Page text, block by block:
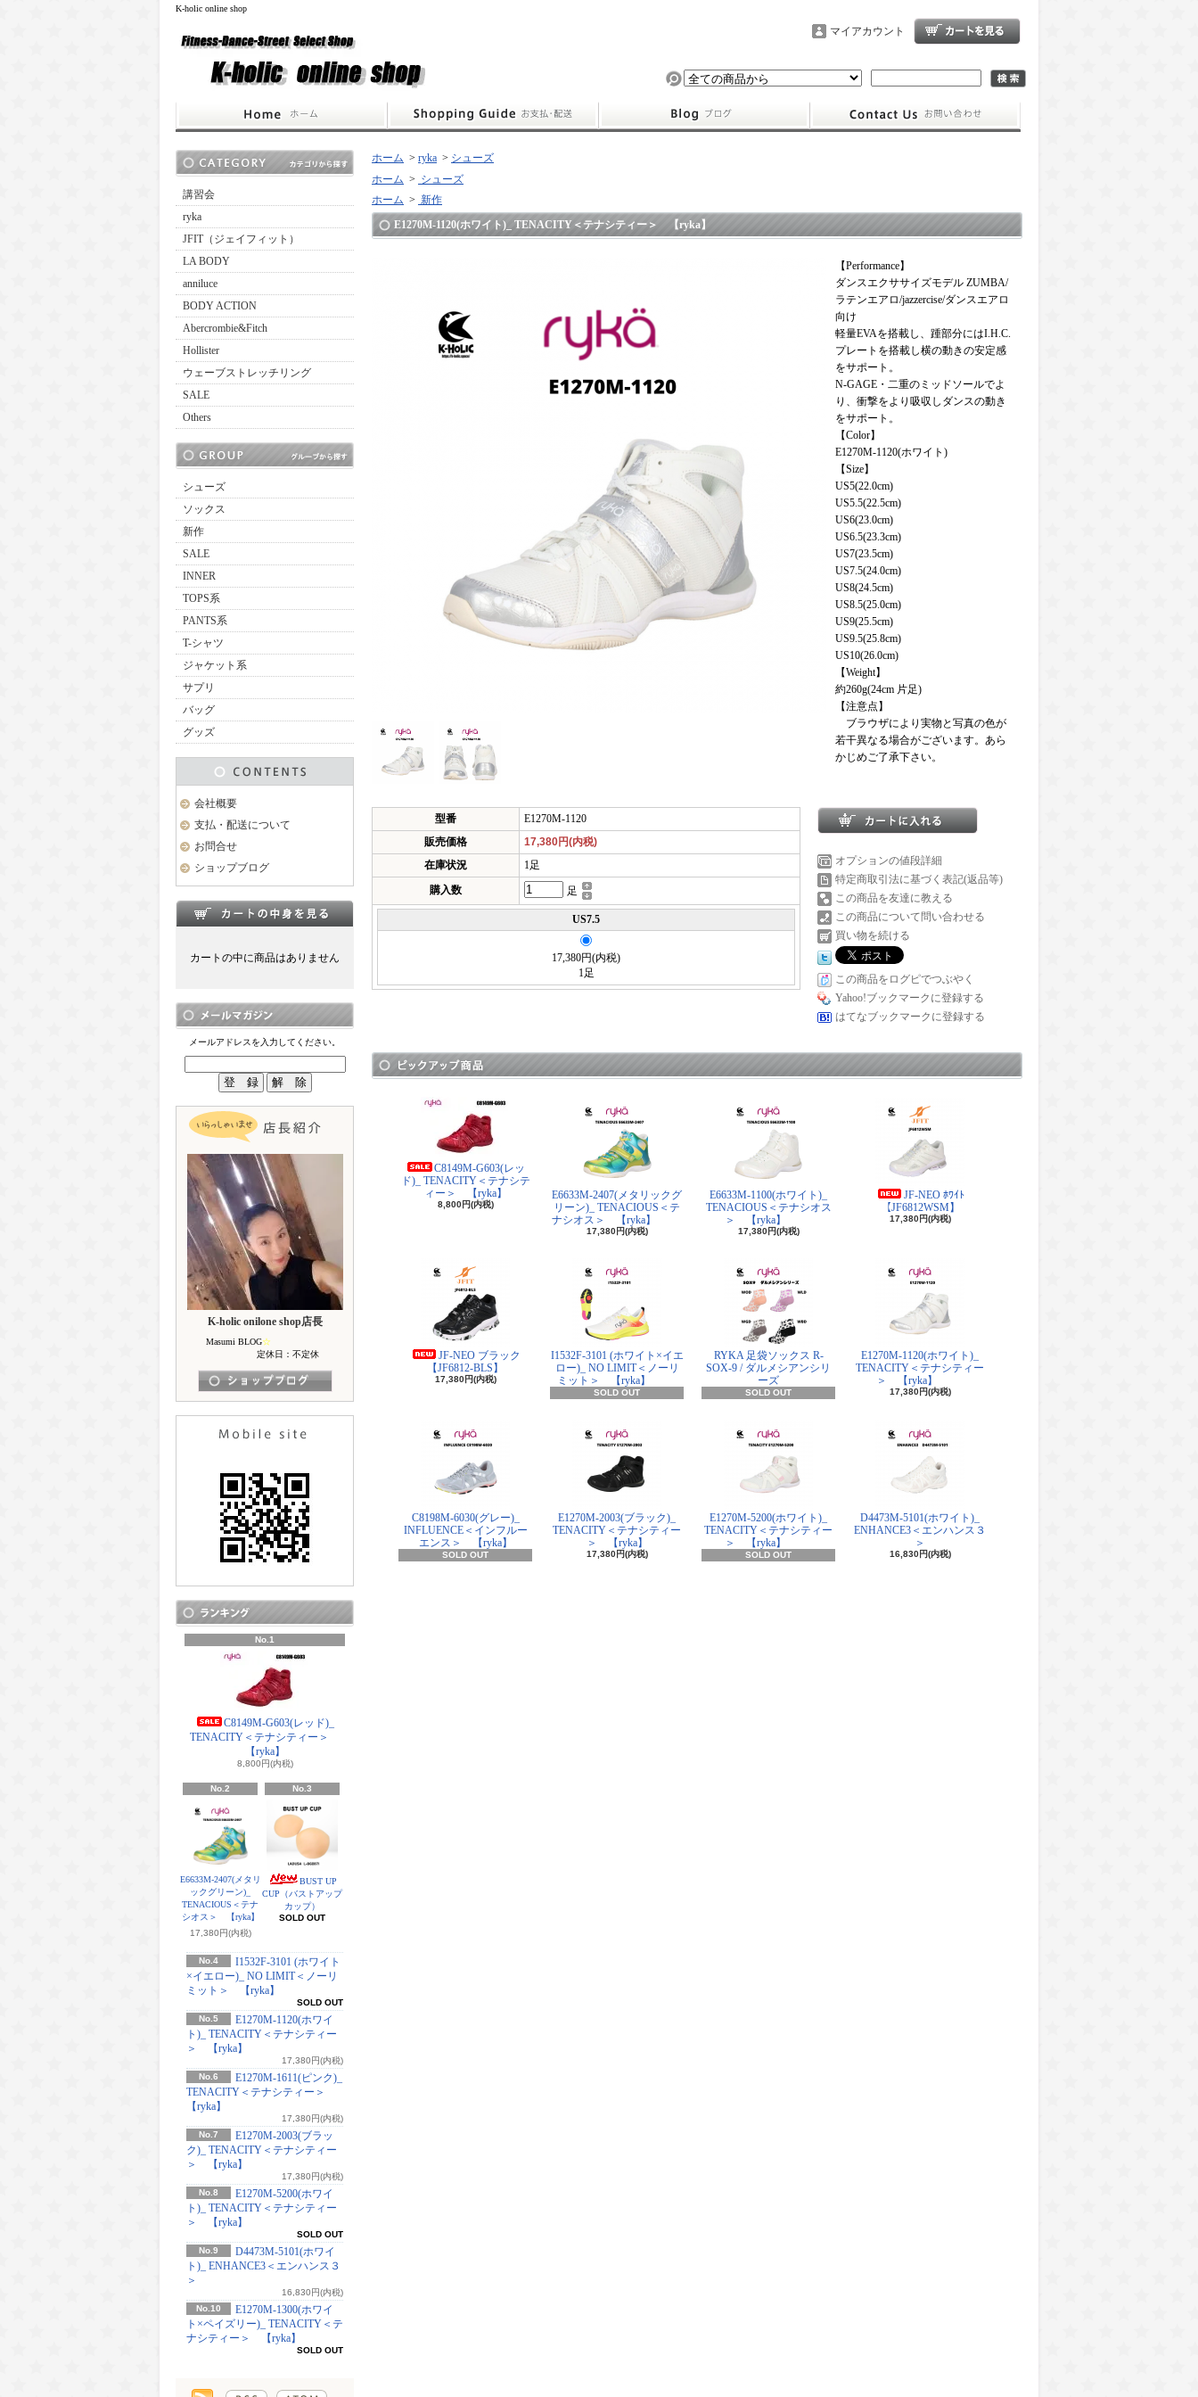
K-holic online shop
マイアカウント
講習会
ryka
JFIT（ジェイフィット）
LA BODY
anniluce
BODY ACTION
Abercrombie&Fitch
Hollister
ウェーブストレッチリング
SALE
Others
シューズ
ソックス
新作
SALE
INNER
TOPS系
PANTS系
T-シャツ
ジャケット系
サプリ
バッグ
グッズ
会社概要
支払・配送について
お問合せ
ショップブログ
カートの中に商品はありません
メールアドレスを入力してください。
K-holic onilone shop店長
Masumi BLOG☆
定休日：不定休
No.1
C8149M-G603(レッド)_
TENACITY＜テナシティー＞
【ryka】
8,800円(内税)
No.2
E6633M-2407(メタリ
ックグリーン)_
TENACIOUS＜テナ
シオス＞ 【ryka】
17,380円(内税)
No.3
BUST UP
CUP（バストアップ
カップ）
SOLD OUT
No.4
I1532F-3101 (ホワイト
×イエロー)_ NO LIMIT＜ノーリ
ミット＞ 【ryka】
SOLD OUT
No.5
E1270M-1120(ホワイ
ト)_ TENACITY＜テナシティー
＞ 【ryka】
17,380円(内税)
No.6
E1270M-1611(ピンク)_
TENACITY＜テナシティー＞
【ryka】
17,380円(内税)
No.7
E1270M-2003(ブラッ
ク)_ TENACITY＜テナシティー
＞ 【ryka】
17,380円(内税)
No.8
E1270M-5200(ホワイ
ト)_ TENACITY＜テナシティー
＞ 【ryka】
SOLD OUT
No.9
D4473M-5101(ホワイ
ト)_ ENHANCE3＜エンハンス３
＞
16,830円(内税)
No.10
E1270M-1300(ホワイ
ト×ペイズリー)_ TENACITY＜テ
ナシティー＞ 【ryka】
SOLD OUT
ホーム > ryka > シューズ
ホーム > シューズ
ホーム > 新作
E1270M-1120(ホワイト)_ TENACITY＜テナシティー＞ 【ryka】
【Performance】
ダンスエクササイズモデル ZUMBA/
ラテンエアロ/jazzercise/ダンスエアロ
向け
軽量EVAを搭載し、踵部分にはI.H.C.
プレートを搭載し横の動きの安定感
をサポート。
N-GAGE・二重のミッドソールでよ
り、衝撃をより吸収しダンスの動き
をサポート。
【Color】
E1270M-1120(ホワイト)
【Size】
US5(22.0cm)
US5.5(22.5cm)
US6(23.0cm)
US6.5(23.3cm)
US7(23.5cm)
US7.5(24.0cm)
US8(24.5cm)
US8.5(25.0cm)
US9(25.5cm)
US9.5(25.8cm)
US10(26.0cm)
【Weight】
約260g(24cm 片足)
【注意点】
ブラウザにより実物と写真の色が
若干異なる場合がございます。あら
かじめご了承下さい。
型番
E1270M-1120
販売価格
17,380円(内税)
在庫状況
1足
購入数
足
US7.5
17,380円(内税)
1足
オプションの値段詳細
特定商取引法に基づく表記(返品等)
この商品を友達に教える
この商品について問い合わせる
買い物を続ける
この商品をログピでつぶやく
Yahoo!ブックマークに登録する
はてなブックマークに登録する
C8149M-G603(レッ
ド)_ TENACITY＜テナシテ
ィー＞ 【ryka】
8,800円(内税)
E6633M-2407(メタリックグ
リーン)_ TENACIOUS＜テ
ナシオス＞ 【ryka】
17,380円(内税)
E6633M-1100(ホワイト)_
TENACIOUS＜テナシオス
＞ 【ryka】
17,380円(内税)
JF-NEO ﾎﾜｲﾄ
【JF6812WSM】
17,380円(内税)
JF-NEO ブラック
【JF6812-BLS】
17,380円(内税)
I1532F-3101 (ホワイト×イエ
ロー)_ NO LIMIT＜ノーリ
ミット＞ 【ryka】
SOLD OUT
RYKA 足袋ソックス R-
SOX-9 / ダルメシアンシリ
ーズ
SOLD OUT
E1270M-1120(ホワイト)_
TENACITY＜テナシティー
＞ 【ryka】
17,380円(内税)
C8198M-6030(グレー)_
INFLUENCE＜インフルー
エンス＞ 【ryka】
SOLD OUT
E1270M-2003(ブラック)_
TENACITY＜テナシティー
＞ 【ryka】
17,380円(内税)
E1270M-5200(ホワイト)_
TENACITY＜テナシティー
＞ 【ryka】
SOLD OUT
D4473M-5101(ホワイト)_
ENHANCE3＜エンハンス３
＞
16,830円(内税)